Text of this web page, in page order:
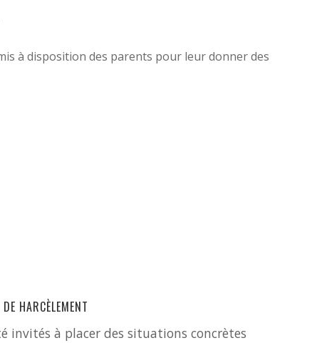
à disposition des parents pour leur donner des
HARCÈLEMENT
invités à placer des situations concrètes